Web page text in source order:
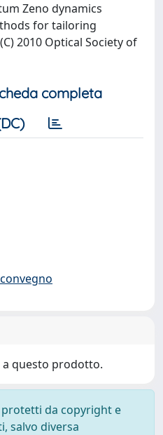
Zeno dynamics
for tailoring
2010 Optical Society of
completa
a questo prodotto.
da copyright e
salvo diversa